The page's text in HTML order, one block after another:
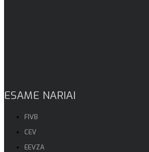
ESAME NARIAI
FIVB
CEV
EEVZA